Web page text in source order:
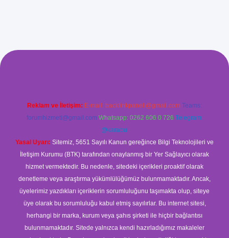
Reklam ve İletişim: E-mail: backlinkpaneli@gmail.com Teams:
forumhizmeti@gmail.com Whatsapp: 0262 606 0 726 Telegram:
@karabul
Yasal Uyarı: Sitemiz, 5651 Sayılı Kanun gereğince Bilgi Teknolojileri ve
İletişim Kurumu (BTK) tarafından onaylanmış bir Yer Sağlayıcı olarak
hizmet vermektedir. Bu nedenle, sitedeki içerikleri proaktif olarak
denetleme veya araştırma yükümlülüğümüz bulunmamaktadır. Ancak,
üyelerimiz yazdıkları içeriklerin sorumluluğunu taşımakta olup, siteye
üye olarak bu sorumluluğu kabul etmiş sayılırlar. Bu internet sitesi,
herhangi bir marka, kurum veya şahıs şirketi ile hiçbir bağlantısı
bulunmamaktadır. Sitede yalnızca kendi hazırladığımız makaleler